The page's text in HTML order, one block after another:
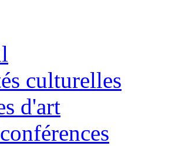
culturelles
d'art